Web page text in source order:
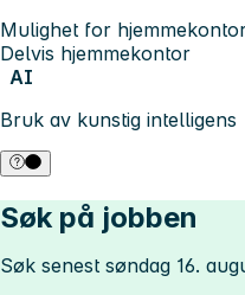
Mulighet for
Delvis hjemmekontor
AI
Bruk av kunstig intelligens
Søk på jobben
Søk senest søndag 16.